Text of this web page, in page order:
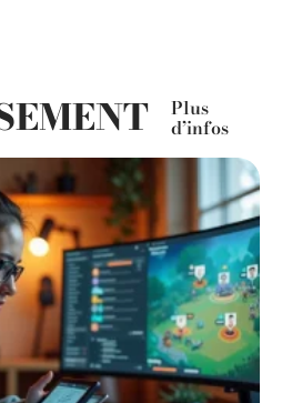
Plus
d’infos